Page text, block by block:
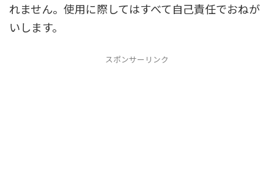
れません。使用に際してはすべて自己責任でおねが
いします。
スポンサーリンク